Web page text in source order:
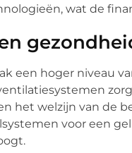
wat de
een hoger niveau
het welzijn van de
voor een